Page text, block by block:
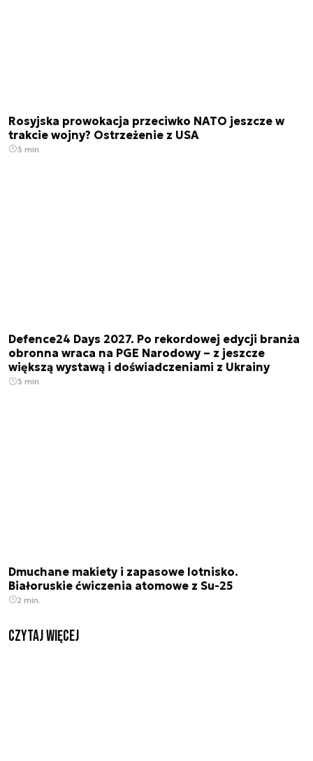
Rosyjska prowokacja przeciwko NATO jeszcze w
trakcie wojny? Ostrzeżenie z USA
3 min.
Defence24 Days 2027. Po rekordowej edycji branża
obronna wraca na PGE Narodowy – z jeszcze
większą wystawą i doświadczeniami z Ukrainy
3 min.
Dmuchane makiety i zapasowe lotnisko.
Białoruskie ćwiczenia atomowe z Su-25
2 min.
czytaj więcej